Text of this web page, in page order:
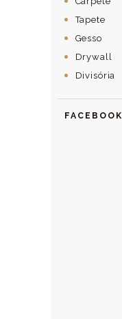
Tapete
Gesso
Drywall
Divisória
FACEBOOK